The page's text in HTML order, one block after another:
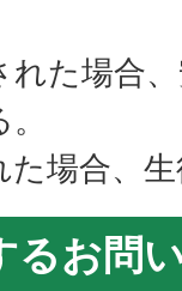
れた場合
場合、
るお問